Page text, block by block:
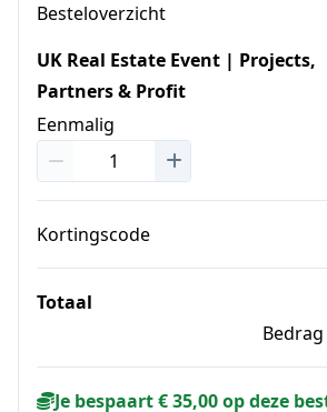
Besteloverzicht
UK Real Estate Event | Projects,
Partners & Profit
Eenmalig
Kortingscode
Totaal
Je bespaart € 35,00 op deze